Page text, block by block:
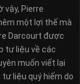
vậy, Pierre
một lợi thế mà
Darcourt được
tư liệu về các
muốn viết lại
liệu quý hiếm do